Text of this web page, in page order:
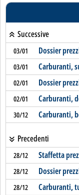
Successive
03/01 Dossier
03/01 Carburanti,
02/01 Dossier
02/01 Carburanti,
30/12 Carburanti,
Precedenti
28/12 Staffetta
28/12 Dossier
28/12 Carburanti,